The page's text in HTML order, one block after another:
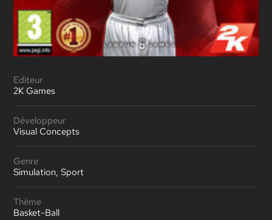
Editeur
2K Games
Développeur
Visual Concepts
Genre
Simulation, Sport
Thème
Basket-Ball